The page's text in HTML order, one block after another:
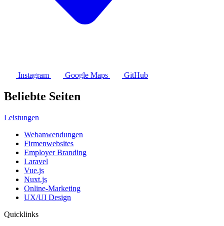
Instagram Google Maps GitHub
Beliebte Seiten
Leistungen
Webanwendungen
Firmenwebsites
Employer Branding
Laravel
Vue.js
Nuxt.js
Online-Marketing
UX/UI Design
Quicklinks